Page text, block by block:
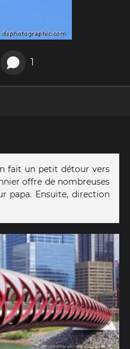
1
fait un petit détour vers
offre de nombreuses
papa. Ensuite, direction